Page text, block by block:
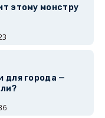
этому монстру
для города —